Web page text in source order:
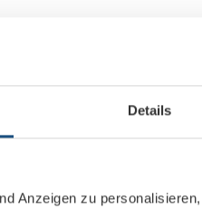
Details
Anzeigen zu